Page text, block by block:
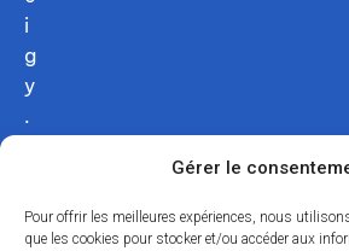
Gérer le
Pour offrir les meilleures expériences, nous
que les cookies pour stocker et/ou accéder aux
i
g
y
.
m
02